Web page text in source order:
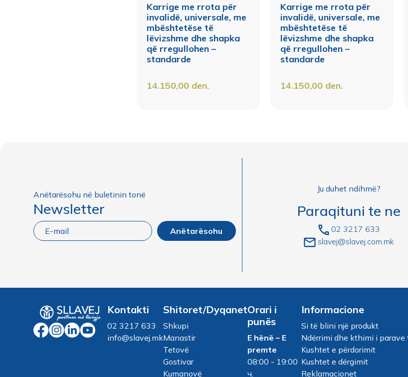
Karrige me rrota për
invalidë, universale, me
mbështetëse të
lëvizshme dhe shapka
që rregullohen –
standarde
14.150,00 den.
Karrige me rrota për
invalidë, universale, me
mbështetëse të
lëvizshme dhe shapka
që rregullohen –
standarde
14.150,00 den.
Anëtarësohu në buletinin tonë
Newsletter
Anëtarësohu
Ju duhet ndihmë?
Paraqituni te ne
02 3217 633
slavej@slavej.com.mk
Kontakti
02 3217 633
info@slavej.mk
Shitoret/Dyqanet
Shkupi
Manastir
Tetovë
Gostivar
Kumanovë
Orari i
punës
E hënë – E
premte
08:00 - 19:00
ч.
Informacione
Si të blini një produkt
Ndërrimi dhe kthimi i
Kushtet e përdorimit
Kushtet e dërgimit
Reklamacionet